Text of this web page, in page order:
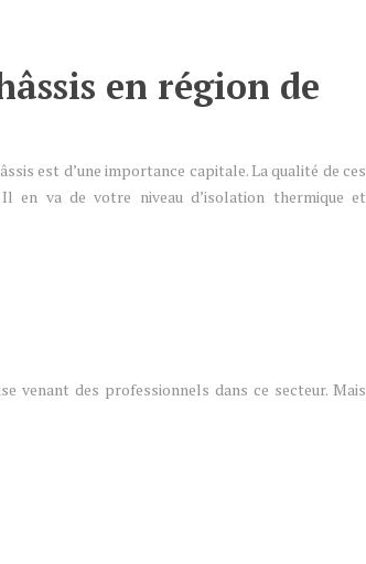
en région de
est d’une importance capitale. La qualité de ces
en va de votre niveau d’isolation thermique et
venant des professionnels dans ce secteur. Mais